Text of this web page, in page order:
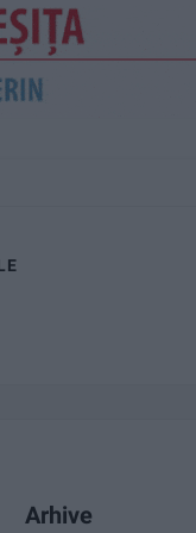
Arhive